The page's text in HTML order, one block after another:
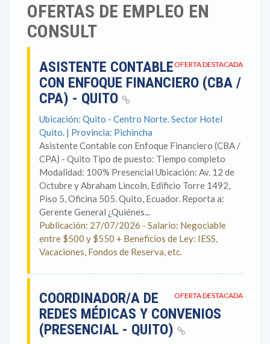
OFERTAS DE EMPLEO EN
CONSULT
OFERTA DESTACADA
ASISTENTE CONTABLE
CON ENFOQUE FINANCIERO (CBA /
CPA) - QUITO
Ubicación: Quito - Centro Norte. Sector Hotel
Quito. | Provincia: Pichincha
Asistente Contable con Enfoque Financiero (CBA /
CPA) - Quito Tipo de puesto: Tiempo completo
Modalidad: 100% Presencial Ubicación: Av. 12 de
Octubre y Abraham Lincoln, Edificio Torre 1492,
Piso 5, Oficina 505. Quito, Ecuador. Reporta a:
Gerente General ¿Quiénes...
Publicación: 27/07/2026 - Salario: Negociable
entre $500 y $550 + Beneficios de Ley: IESS,
Vacaciones, Fondos de Reserva, etc.
OFERTA DESTACADA
COORDINADOR/A DE
REDES MÉDICAS Y CONVENIOS
(PRESENCIAL - QUITO)